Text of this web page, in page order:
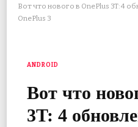
Вот что нового в OnePlus 3T: 4
OnePlus 3
ANDROID
Вот что
3T: 4